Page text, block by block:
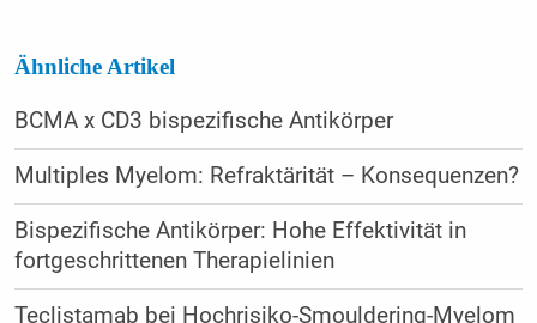
Ähnliche Artikel
BCMA x CD3 bispezifische Antikörper
Multiples Myelom: Refraktärität – Konsequenzen?
Bispezifische Antikörper: Hohe Effektivität in
fortgeschrittenen Therapielinien
Teclistamab bei Hochrisiko-Smouldering-Myelom